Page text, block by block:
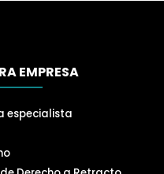
EMPRESA
especialista